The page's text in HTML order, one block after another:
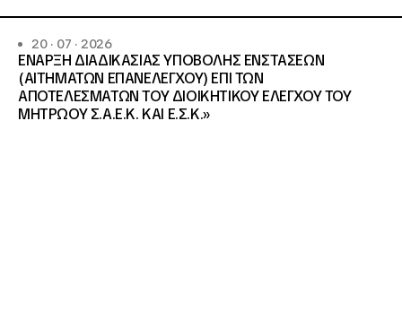
20 · 07 · 2026
ΕΝΑΡΞΗ ΔΙΑΔΙΚΑΣΙΑΣ ΥΠΟΒΟΛΗΣ ΕΝΣΤΑΣΕΩΝ
(ΑΙΤΗΜΑΤΩΝ ΕΠΑΝΕΛΕΓΧΟΥ) ΕΠΙ ΤΩΝ
ΑΠΟΤΕΛΕΣΜΑΤΩΝ ΤΟΥ ΔΙΟΙΚΗΤΙΚΟΥ ΕΛΕΓΧΟΥ ΤΟΥ
ΜΗΤΡΩΟΥ Σ.Α.Ε.Κ. ΚΑΙ Ε.Σ.Κ.»